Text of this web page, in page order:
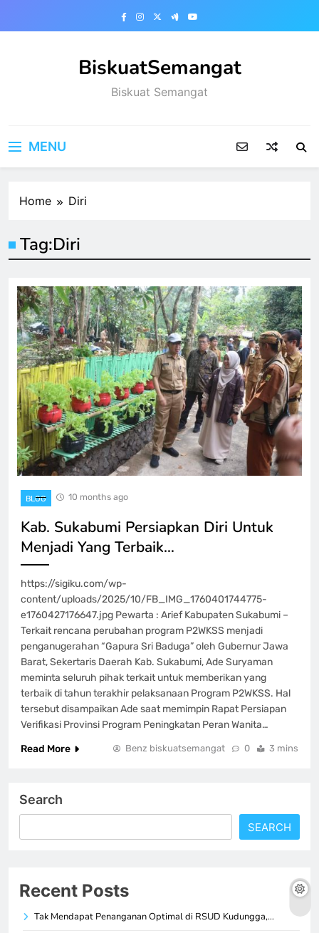
BiskuatSemangat
Biskuat Semangat
MENU
Home Diri
Tag:Diri
BLOG 10 months ago
Kab. Sukabumi Persiapkan Diri Untuk
Menjadi Yang Terbaik…
https://sigiku.com/wp-
content/uploads/2025/10/FB_IMG_1760401744775-
e1760427176647.jpg Pewarta : Arief Kabupaten Sukabumi –
Terkait rencana perubahan program P2WKSS menjadi
penganugerahan “Gapura Sri Baduga” oleh Gubernur Jawa
Barat, Sekertaris Daerah Kab. Sukabumi, Ade Suryaman
meminta seluruh pihak terkait untuk memberikan yang
terbaik di tahun terakhir pelaksanaan Program P2WKSS. Hal
tersebut disampaikan Ade saat memimpin Rapat Persiapan
Verifikasi Provinsi Program Peningkatan Peran Wanita…
Read More
Benz biskuatsemangat 0 3 mins
Search
SEARCH
Recent Posts
Tak Mendapat Penanganan Optimal di RSUD Kudungga,…